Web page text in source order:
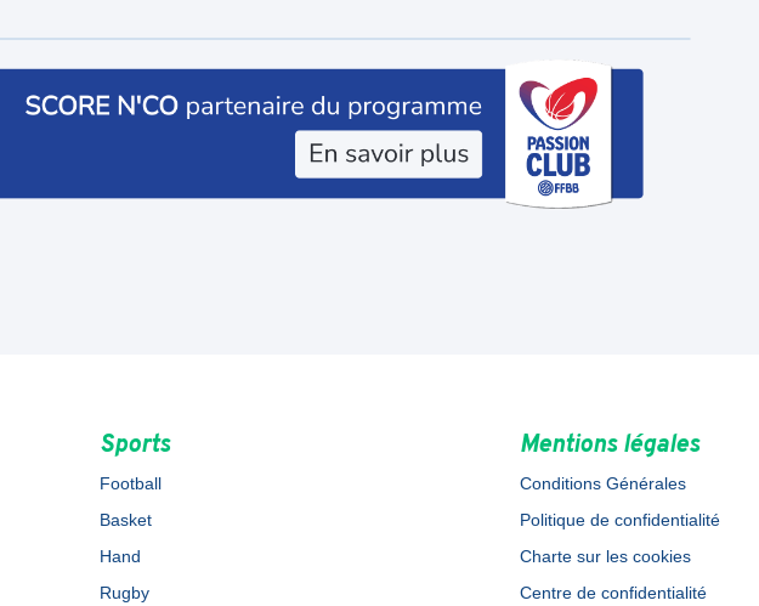
Sports
Football
Basket
Hand
Rugby
Mentions légales
Conditions Générales
Politique de confidentialité
Charte sur les cookies
Centre de confidentialité